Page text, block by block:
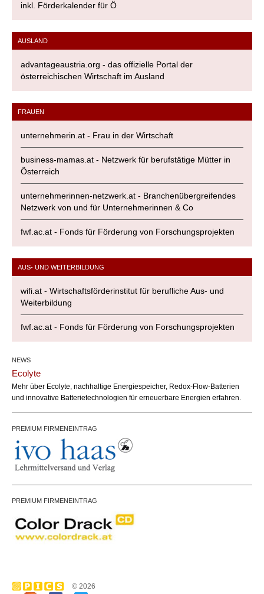
inkl. Förderkalender für Ö
AUSLAND
advantageaustria.org - das offizielle Portal der
österreichischen Wirtschaft im Ausland
FRAUEN
unternehmerin.at - Frau in der Wirtschaft
business-mamas.at - Netzwerk für berufstätige Mütter in
Österreich
unternehmerinnen-netzwerk.at - Branchenübergreifendes
Netzwerk von und für Unternehmerinnen & Co
fwf.ac.at - Fonds für Förderung von Forschungsprojekten
AUS- UND WEITERBILDUNG
wifi.at - Wirtschaftsförderinstitut für berufliche Aus- und
Weiterbildung
fwf.ac.at - Fonds für Förderung von Forschungsprojekten
NEWS
Ecolyte
Mehr über Ecolyte, nachhaltige Energiespeicher, Redox-Flow-Batterien
und innovative Batterietechnologien für erneuerbare Energien erfahren.
PREMIUM FIRMENEINTRAG
PREMIUM FIRMENEINTRAG
© 2026